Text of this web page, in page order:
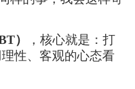
）
，核心就是：打
性、客观的心态看